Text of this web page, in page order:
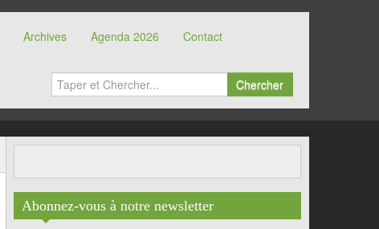
Archives Agenda 2026 Contact
Chercher
Abonnez-vous à notre newsletter